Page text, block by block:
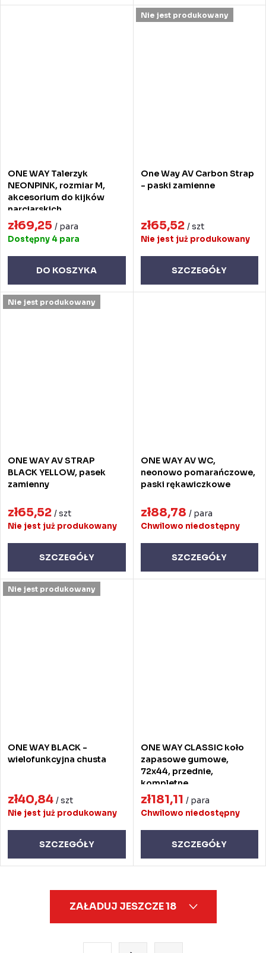
ONE WAY Talerzyk
NEONPINK, rozmiar M,
akcesorium do kijków
narciarskich
zł69,25 / para
Dostępny 4 para
DO KOSZYKA
Nie jest produkowany
One Way AV Carbon Strap
- paski zamienne
zł65,52 / szt
Nie jest już produkowany
SZCZEGÓŁY
Nie jest produkowany
ONE WAY AV STRAP
BLACK YELLOW, pasek
zamienny
zł65,52 / szt
Nie jest już produkowany
SZCZEGÓŁY
ONE WAY AV WC,
neonowo pomarańczowe,
paski rękawiczkowe
zł88,78 / para
Chwilowo niedostępny
SZCZEGÓŁY
Nie jest produkowany
ONE WAY BLACK -
wielofunkcyjna chusta
zł40,84 / szt
Nie jest już produkowany
SZCZEGÓŁY
ONE WAY CLASSIC koło
zapasowe gumowe,
72x44, przednie,
kompletne
zł181,11 / para
Chwilowo niedostępny
SZCZEGÓŁY
ZAŁADUJ JESZCZE 18